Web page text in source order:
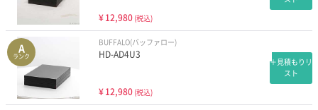
¥12,980 (税込)
A
ランク
BUFFALO(バッファロー)
HD-AD4U3
¥12,980 (税込)
＋見積もりリ
スト